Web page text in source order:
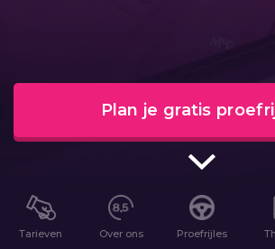
Plan je gratis
Tarieven Over ons Proefrijles